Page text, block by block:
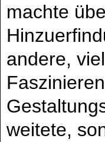
machte
andere,
weitete,